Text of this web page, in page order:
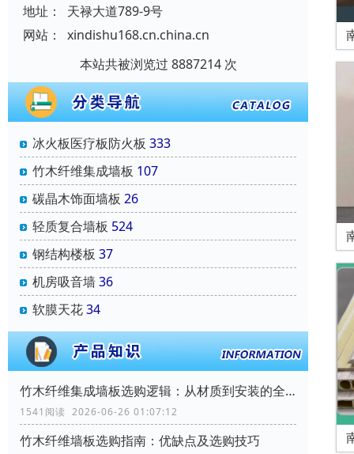
地址：
天禄大道789-9号
网站：
xindishu168.cn.china.cn
本站共被浏览过 8887214 次
冰火板医疗板防火板 333
竹木纤维集成墙板 107
碳晶木饰面墙板 26
轻质复合墙板 524
钢结构楼板 37
机房吸音墙36
软膜天花34
竹木纤维集成墙板选购逻辑：从材质到安装的全流程考量
1541阅读 2026-06-26 01:07:12
竹木纤维墙板选购指南：优缺点及选购技巧